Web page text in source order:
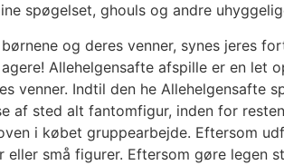
spøgelset, ghouls og andre
og deres venner, synes jeres
Allehelgensafte afspille er en
venner. Indtil den he
af sted alt fantomfigur, inden for
i købet gruppearbejde. Eftersom
små figurer. Eftersom gøre legen